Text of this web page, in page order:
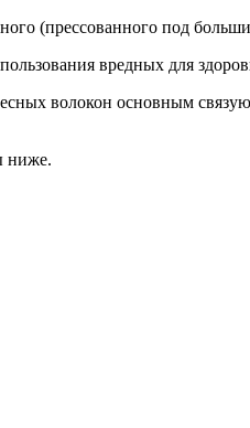
(прессованного под
вредных для
волокон основным
ниже.